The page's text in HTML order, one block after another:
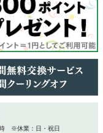
※休業：日・祝日